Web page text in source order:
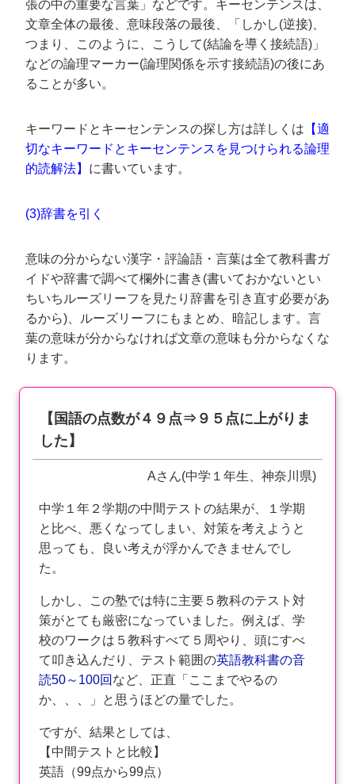
張の中の重要な言葉」などです。キーセンテンスは、
文章全体の最後、意味段落の最後、「しかし(逆接)、
つまり、このように、こうして(結論を導く接続語)」
などの論理マーカー(論理関係を示す接続語)の後にあ
ることが多い。
キーワードとキーセンテンスの探し方は詳しくは 【適
切なキーワードとキーセンテンスを見つけられる論理
的読解法】 に書いています。
(3)辞書を引く
意味の分からない漢字・評論語・言葉は全て教科書ガ
イドや辞書で調べて欄外に書き(書いておかないとい
ちいちルーズリーフを見たり辞書を引き直す必要があ
るから)、ルーズリーフにもまとめ、暗記します。言
葉の意味が分からなければ文章の意味も分からなくな
ります。
【国語の点数が４９点⇒９５点に上がりま
した】
Aさん(中学１年生、神奈川県)
中学１年２学期の中間テストの結果が、１学期
と比べ、悪くなってしまい、対策を考えようと
思っても、良い考えが浮かんできませんでし
た。
しかし、この塾では特に主要５教科のテスト対
策がとても厳密になっていました。例えば、学
校のワークは５教科すべて５周やり、頭にすべ
て叩き込んだり、テスト範囲の英語教科書の音
読50～100回 など、正直「ここまでやるの
か、、、」と思うほどの量でした。
ですが、結果としては、
【中間テストと比較】
英語（99点から99点）